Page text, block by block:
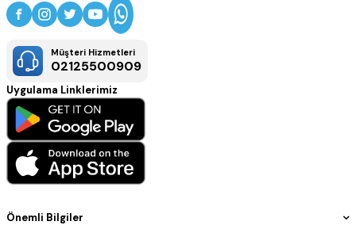
Önemli Bilgiler
Müşteri Hizmetleri
02125500909
Uygulama Linklerimiz